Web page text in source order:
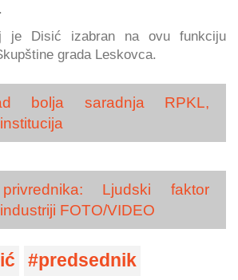
je Disić izabran na ovu funkciju
grada Leskovca.
bolja saradnja RPKL,
Ljudski faktor
FOTO/VIDEO
predsednik